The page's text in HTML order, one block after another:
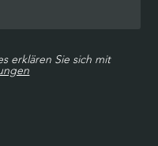
erklären Sie sich mit